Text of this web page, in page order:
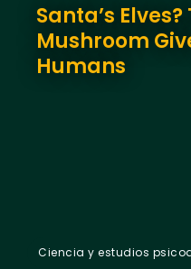
Santa’s
Mushroom
Humans
Ciencia y estudios